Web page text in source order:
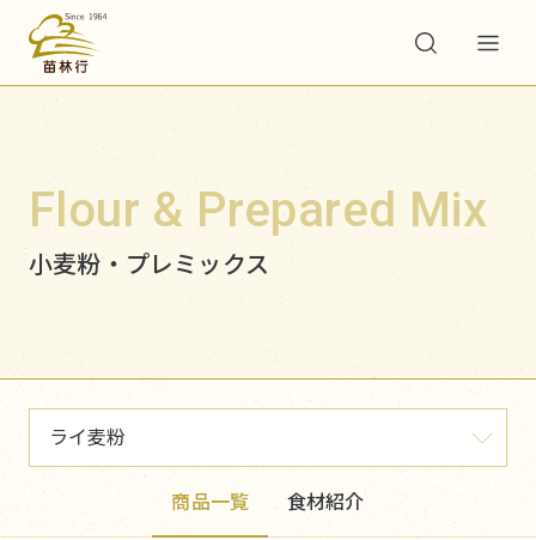
Flour & Prepared Mix
小麦粉・プレミックス
ライ麦粉
商品一覧 食材紹介